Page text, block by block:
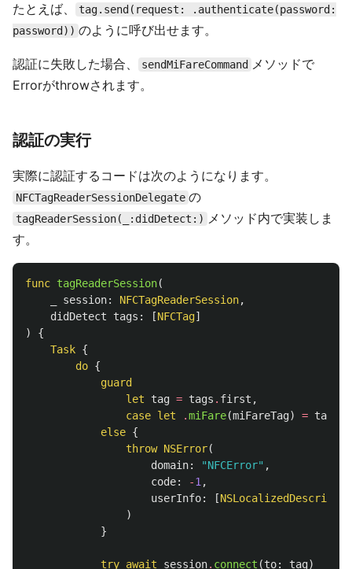
たとえば、
tag.send(request: .authenticate(password:
password)) のように呼び出せます。
認証に失敗した場合、 sendMiFareCommand メソッドで
Errorがthrowされます。
認証の実行
実際に認証するコードは次のようになります。
NFCTagReaderSessionDelegate の
tagReaderSession(_:didDetect:) メソッド内で実装しま
す。
func tagReaderSession(
session: NFCTagReaderSession,
didDetect
tags : [NFCTag]
)
{
Task {
do {
guard
let
tag = tags . first ,
case let .miFare(miFareTag) = tag
else {
throw NSError(
domain: "NFCError" ,
code: -1 ,
userInfo: [
)
}
try await session. connect (to: tag)